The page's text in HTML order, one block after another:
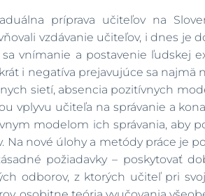
príprava učiteľov na
vzdávanie učiteľov, i dnes je
vnímanie a postavenie ľudskej
i negatíva prejavujúce sa najmä
sietí, absencia pozitívnych
vplyvu učiteľa na správanie a
modelom ich správania, aby
Na nové úlohy a metódy práce je
požiadavky – poskytovať
odborov, z ktorých učiteľ pri